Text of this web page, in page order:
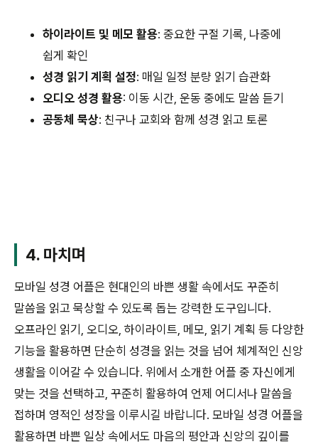
하이라이트 및 메모 활용: 중요한 구절 기록, 나중에
쉽게 확인
성경 읽기 계획 설정: 매일 일정 분량 읽기 습관화
오디오 성경 활용: 이동 시간, 운동 중에도 말씀 듣기
공동체 묵상: 친구나 교회와 함께 성경 읽고 토론
4. 마치며
모바일 성경 어플은 현대인의 바쁜 생활 속에서도 꾸준히
말씀을 읽고 묵상할 수 있도록 돕는 강력한 도구입니다.
오프라인 읽기, 오디오, 하이라이트, 메모, 읽기 계획 등 다양한
기능을 활용하면 단순히 성경을 읽는 것을 넘어 체계적인 신앙
생활을 이어갈 수 있습니다. 위에서 소개한 어플 중 자신에게
맞는 것을 선택하고, 꾸준히 활용하여 언제 어디서나 말씀을
접하며 영적인 성장을 이루시길 바랍니다. 모바일 성경 어플을
활용하면 바쁜 일상 속에서도 마음의 평안과 신앙의 깊이를